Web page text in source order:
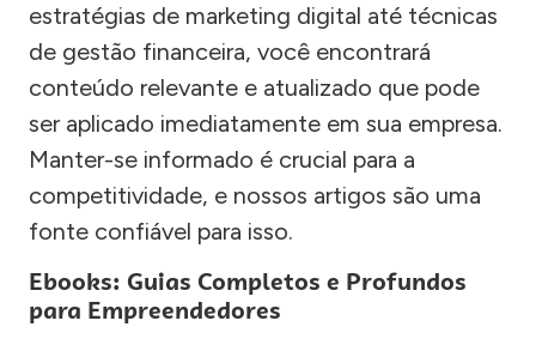
estratégias de marketing digital até técnicas
de gestão financeira, você encontrará
conteúdo relevante e atualizado que pode
ser aplicado imediatamente em sua empresa.
Manter-se informado é crucial para a
competitividade, e nossos artigos são uma
fonte confiável para isso.
Ebooks: Guias Completos e Profundos
para Empreendedores